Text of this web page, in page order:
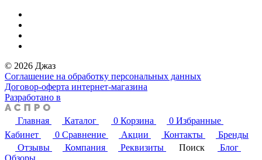
© 2026 Джаз
Соглашение на обработку персональных данных
Договор-оферта интернет-магазина
Разработано в
Главная Каталог 0 Корзина 0 Избранные
Кабинет
0 Сравнение Акции Контакты
Бренды
Отзывы
Компания Реквизиты Поиск
Блог
Обзоры